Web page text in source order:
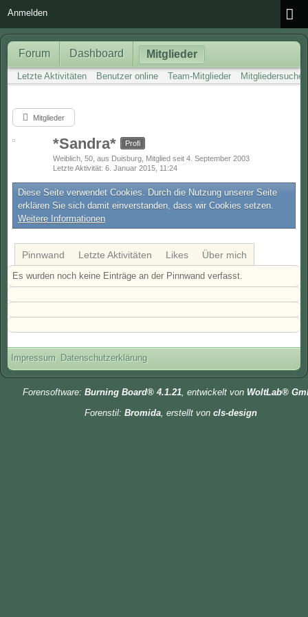
Anmelden
Forum Dashboard Mitglieder
Letzte Aktivitäten Benutzer online Team-Mitglieder Mitgliedersuche
Mitglieder
*Sandra*
Profi
Weiblich 50 aus Duisburg Mitglied seit 4. September 2003
Letzte Aktivität 6. Januar 2015, 11:24
Diese Seite verwendet Cookies. Durch die Nutzung unserer Seite
erklären Sie sich damit einverstanden, dass wir Cookies setzen.
Weitere Informationen
Pinnwand Letzte Aktivitäten Likes Über mich
Es wurden noch keine Einträge an der Pinnwand verfasst.
Impressum Datenschutzerklärung
Forensoftware: Burning Board® 4.1.21, entwickelt von WoltLab®
Forenstil: Bromida, erstellt von cls-design